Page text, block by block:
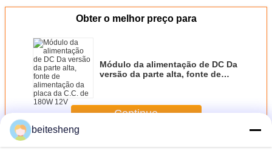
Obter o melhor preço para
Módulo da alimentação de DC Da
versão da parte alta, fonte de
Continue
MaisFontes de alimentação de AC-DC
beitesheng